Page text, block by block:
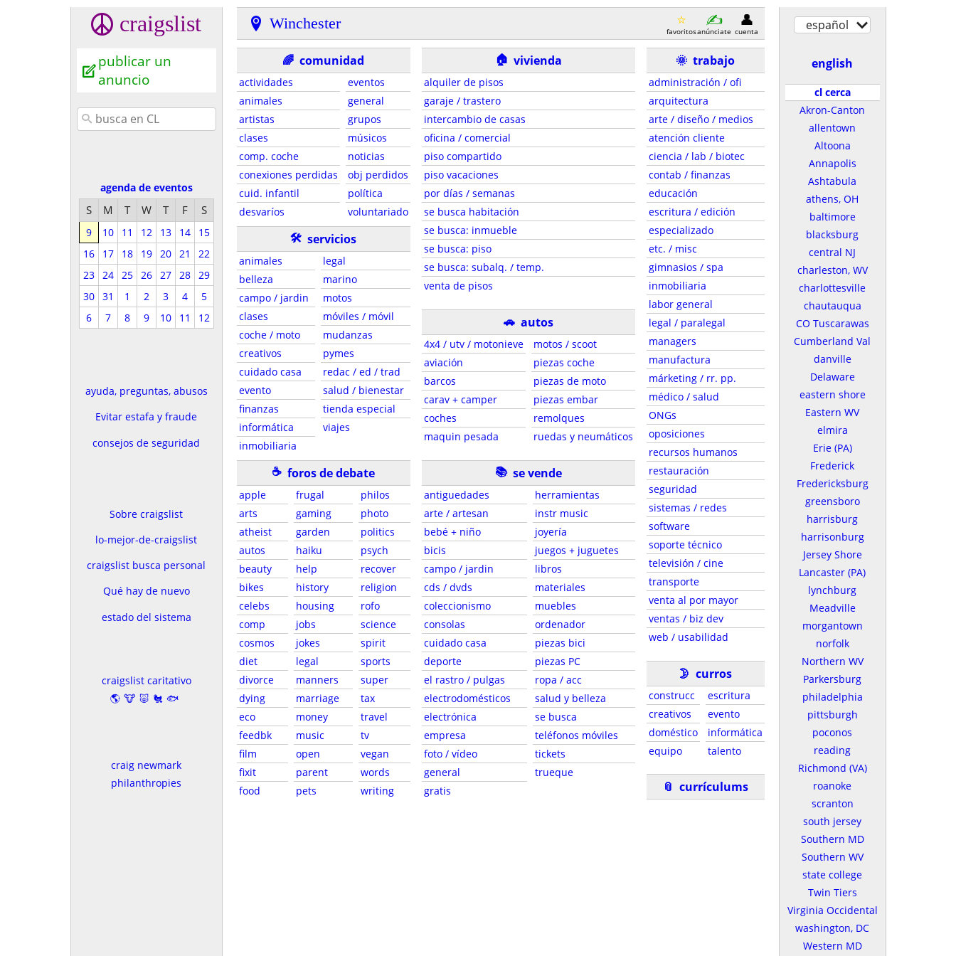
craigslist
publicar un
anuncio
agenda de eventos
S M T W T F S
9 10 11 12 13 14
15
16
17 18 19 20 21
22
23
24 25 26 27 28
29
30
31 1 2 3 4
5
6
7 8 9 10 11 12
ayuda, preguntas, abusos
Evitar estafa y fraude
consejos de seguridad
Sobre craigslist
lo-mejor-de-craigslist
craigslist busca personal
Qué hay de nuevo
estado del sistema
craigslist caritativo
🌎🐮🐷🐔🐟
craig newmark
philanthropies
Winchester favoritosanúnciate cuenta
🌈 comunidad
actividades
animales
artistas
clases
comp. coche
conexiones perdidas
cuid. infantil
desvaríos
eventos
general
grupos
músicos
noticias
obj perdidos
política
voluntariado
🛠 servicios
animales
belleza
campo / jardin
clases
coche / moto
creativos
cuidado casa
evento
finanzas
informática
inmobiliaria
legal
marino
motos
móviles / móvil
mudanzas
pymes
redac / ed / trad
salud / bienestar
tienda especial
viajes
☕ foros de debate
apple
arts
atheist
autos
beauty
bikes
celebs
comp
cosmos
diet
divorce
dying
eco
feedbk
film
fixit
food
frugal
gaming
garden
haiku
help
history
housing
jobs
jokes
legal
manners
marriage
money
music
open
parent
pets
philos
photo
politics
psych
recover
religion
rofo
science
spirit
sports
super
tax
travel
tv
vegan
words
writing
🏠 vivienda
alquiler de pisos
garaje / trastero
intercambio de casas
oficina / comercial
piso compartido
piso vacaciones
por días / semanas
se busca habitación
se busca: inmueble
se busca: piso
se busca: subalq. / temp.
venta de pisos
🚗 autos
4x4 / utv / motonieve
aviación
barcos
carav + camper
coches
maquin pesada
motos / scoot
piezas coche
piezas de moto
piezas embar
remolques
ruedas y neumáticos
📚 se vende
antiguedades
arte / artesan
bebé + niño
bicis
campo / jardin
cds / dvds
coleccionismo
consolas
cuidado casa
deporte
el rastro / pulgas
electrodomésticos
electrónica
empresa
foto / vídeo
general
gratis
herramientas
instr music
joyería
juegos + juguetes
libros
materiales
muebles
ordenador
piezas bici
piezas PC
ropa / acc
salud y belleza
se busca
teléfonos móviles
tickets
trueque
🌞 trabajo
administración / ofi
arquitectura
arte / diseño / medios
atención cliente
ciencia / lab / biotec
contab / finanzas
educación
escritura / edición
especializado
etc. / misc
gimnasios / spa
inmobiliaria
labor general
legal / paralegal
managers
manufactura
márketing / rr. pp.
médico / salud
ONGs
oposiciones
recursos humanos
restauración
seguridad
sistemas / redes
software
soporte técnico
televisión / cine
transporte
venta al por mayor
ventas / biz dev
web / usabilidad
🌛 curros
construcc
creativos
doméstico
equipo
escritura
evento
informática
talento
📎 currí­culums
español
english
cl cerca
Akron-Canton
allentown
Altoona
Annapolis
Ashtabula
athens, OH
baltimore
blacksburg
central NJ
charleston, WV
charlottesville
chautauqua
CO Tuscarawas
Cumberland Val
danville
Delaware
eastern shore
Eastern WV
elmira
Erie (PA)
Frederick
Fredericksburg
greensboro
harrisburg
harrisonburg
Jersey Shore
Lancaster (PA)
lynchburg
Meadville
morgantown
norfolk
Northern WV
Parkersburg
philadelphia
pittsburgh
poconos
reading
Richmond (VA)
roanoke
scranton
south jersey
Southern MD
Southern WV
state college
Twin Tiers
Virginia Occidental
washington, DC
Western MD